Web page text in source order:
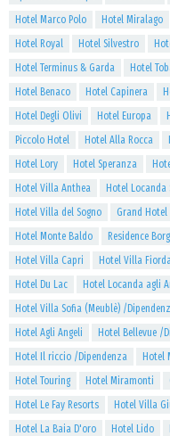
Hotel Marco Polo
Hotel Miralago
Hotel Royal
Hotel Silvestro
Hotel Terminus & Garda
Hotel
Hotel Benaco
Hotel Capinera
Hotel Degli Olivi
Hotel Europa
Piccolo Hotel
Hotel Alla Rocca
Hotel Lory
Hotel Speranza
Hotel Villa Anthea
Hotel Locanda
Hotel Villa del Sogno
Grand
Hotel Monte Baldo
Residence
Hotel Villa Capri
Hotel Villa
Hotel Du Lac
Hotel Locanda agli
Hotel Villa Sofia (Meublè) /
Hotel Agli Angeli
Hotel Bellevue /
Hotel Il riccio /Dipendenza
Hotel
Hotel Touring
Hotel Miramonti
Hotel Le Fay Resorts
Hotel Villa
Hotel La Baia D'oro
Hotel Lido